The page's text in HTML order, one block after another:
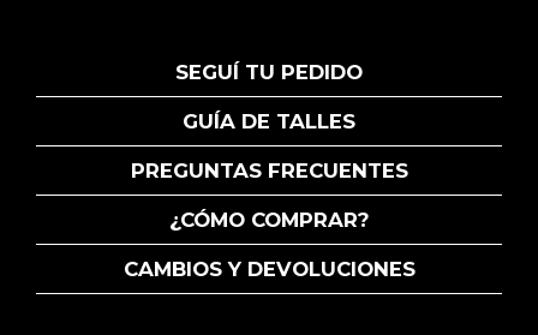
SEGUÍ TU PEDIDO
GUÍA DE TALLES
PREGUNTAS FRECUENTES
¿CÓMO COMPRAR?
CAMBIOS Y DEVOLUCIONES